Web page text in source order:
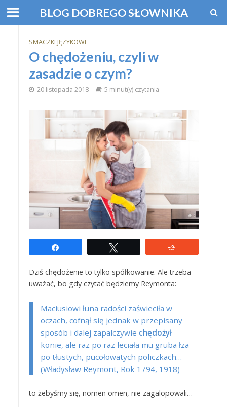
BLOG DOBREGO SŁOWNIKA
SMACZKI JĘZYKOWE
O chędożeniu, czyli w
zasadzie o czym?
20 listopada 2018 5 minut(y) czytania
Dziś chędożenie to tylko spółkowanie. Ale trzeba
uważać, bo gdy czytać będziemy Reymonta:
Maciusiowi łuna radości zaświeciła w
oczach, cofnął się jednak w przepisany
sposób i dalej zapalczywie chędożył
konie, ale raz po raz leciała mu gruba łza
po tłustych, pucołowatych policzkach…
(Władysław Reymont, Rok 1794, 1918)
to żebyśmy się, nomen omen, nie zagalopowali…